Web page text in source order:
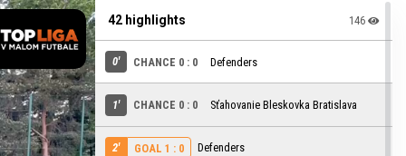
42 highlights 146
0' CHANCE 0 : 0 Defenders
1' CHANCE 0 : 0 Sťahovanie Bleskovka Bratislava
2' GOAL 1 : 0 Defenders